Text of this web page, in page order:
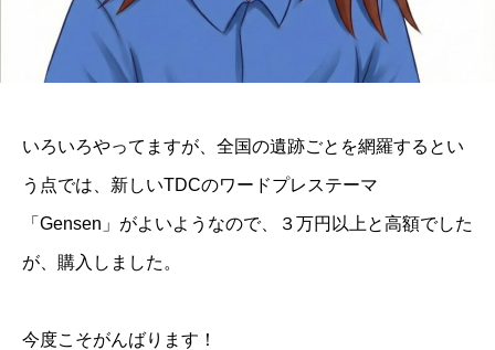
いろいろやってますが、全国の遺跡ごとを網羅するとい
う点では、新しいTDCのワードプレステーマ
「Gensen」がよいようなので、３万円以上と高額でした
が、購入しました。
今度こそがんばります！